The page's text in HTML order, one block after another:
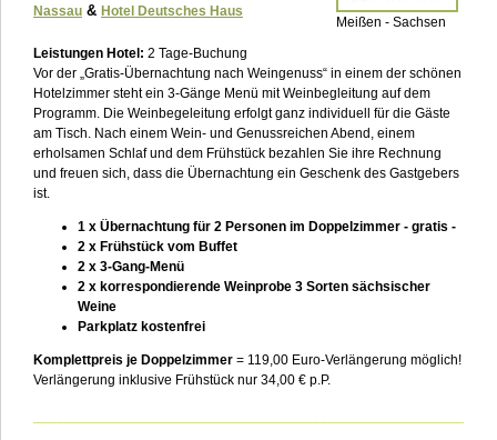
Meißen - Sachsen
Nassau & Hotel Deutsches Haus
Leistungen Hotel: 2 Tage-Buchung
Vor der „Gratis-Übernachtung nach Weingenuss“ in einem der schönen
Hotelzimmer steht ein 3-Gänge Menü mit Weinbegleitung auf dem
Programm. Die Weinbegeleitung erfolgt ganz individuell für die Gäste
am Tisch. Nach einem Wein- und Genussreichen Abend, einem
erholsamen Schlaf und dem Frühstück bezahlen Sie ihre Rechnung
und freuen sich, dass die Übernachtung ein Geschenk des Gastgebers
ist.
1 x Übernachtung für 2 Personen im Doppelzimmer - gratis -
2 x Frühstück vom Buffet
2 x 3-Gang-Menü
2 x korrespondierende Weinprobe 3 Sorten sächsischer
Weine
Parkplatz kostenfrei
Komplettpreis je Doppelzimmer = 119,00 Euro-Verlängerung möglich!
Verlängerung inklusive Frühstück nur 34,00 € p.P.